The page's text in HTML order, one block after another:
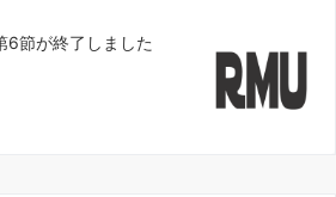
6節が終了しました